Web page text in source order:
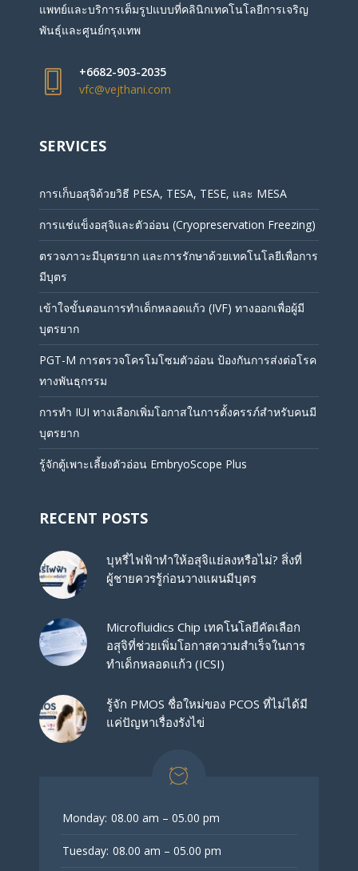
แพทย์และบริการเต็มรูปแบบที่คลินิกเทคโนโลยีการเจริญ
พันธุ์และศูนย์กรุงเทพ
+6682-903-2035
vfc@vejthani.com
SERVICES
การเก็บอสุจิด้วยวิธี PESA, TESA, TESE, และ MESA
การแช่แข็งอสุจิและตัวอ่อน (Cryopreservation Freezing)
ตรวจภาวะมีบุตรยาก และการรักษาด้วยเทคโนโลยีเพื่อการ
มีบุตร
เข้าใจขั้นตอนการทำเด็กหลอดแก้ว (IVF) ทางออกเพื่อผู้มี
บุตรยาก
PGT-M การตรวจโครโมโซมตัวอ่อน ป้องกันการส่งต่อโรค
ทางพันธุกรรม
การทำ IUI ทางเลือกเพิ่มโอกาสในการตั้งครรภ์สำหรับคนมี
บุตรยาก
รู้จักตู้เพาะเลี้ยงตัวอ่อน EmbryoScope Plus
RECENT POSTS
บุหรี่ไฟฟ้าทำให้อสุจิแย่ลงหรือไม่? สิ่งที่
ผู้ชายควรรู้ก่อนวางแผนมีบุตร
Microfluidics Chip เทคโนโลยีคัดเลือก
อสุจิที่ช่วยเพิ่มโอกาสความสำเร็จในการ
ทำเด็กหลอดแก้ว (ICSI)
รู้จัก PMOS ชื่อใหม่ของ PCOS ที่ไม่ได้มี
แค่ปัญหาเรื่องรังไข่
Monday: 08.00 am – 05.00 pm
Tuesday: 08.00 am – 05.00 pm